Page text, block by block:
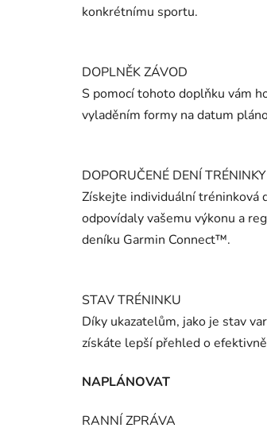
konkrétnímu sportu.
DOPLNĚK ZÁVOD
S pomocí tohoto doplňku vám
vyladěním formy na datum
DOPORUČENÉ DENÍ TRÉNINKY
Získejte individuální tréninková
odpovídaly vašemu výkonu a
deníku Garmin Connect™.
STAV TRÉNINKU
Díky ukazatelům, jako je stav
získáte lepší přehled o
NAPLÁNOVAT
RANNÍ ZPRÁVA